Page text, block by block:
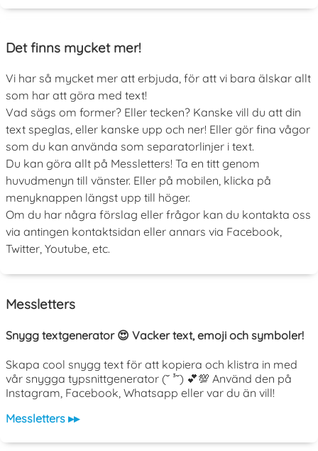
Det finns mycket mer!
Vi har så mycket mer att erbjuda, för att vi bara älskar allt
som har att göra med text!
Vad sägs om former? Eller tecken? Kanske vill du att din
text speglas, eller kanske upp och ner! Eller gör fina vågor
som du kan använda som separatorlinjer i text.
Du kan göra allt på Messletters! Ta en titt genom
huvudmenyn till vänster. Eller på mobilen, klicka på
menyknappen längst upp till höger.
Om du har några förslag eller frågor kan du kontakta oss
via antingen kontaktsidan eller annars via Facebook,
Twitter, Youtube, etc.
Messletters
Snygg textgenerator 😍 Vacker text, emoji och symboler!
Skapa cool snygg text för att kopiera och klistra in med
vår snygga typsnittgenerator (˘ ³˘) 💕💯 Använd den på
Instagram, Facebook, Whatsapp eller var du än vill!
Messletters ▸▸